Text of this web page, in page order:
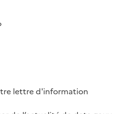
lettre d'information